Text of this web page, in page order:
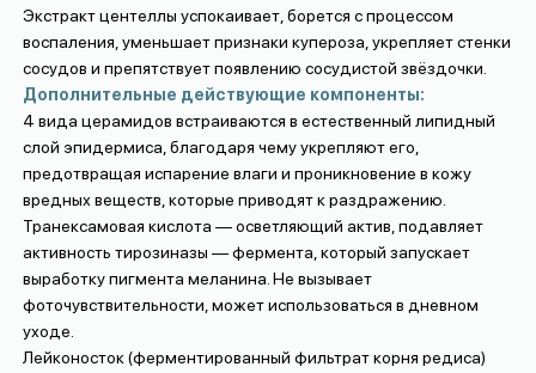
Экстракт центеллы успокаивает, борется с процессом
воспаления, уменьшает признаки купероза, укрепляет стенки
сосудов и препятствует появлению сосудистой звёздочки.
Дополнительные действующие компоненты:
4 вида церамидов встраиваются в естественный липидный
слой эпидермиса, благодаря чему укрепляют его,
предотвращая испарение влаги и проникновение в кожу
вредных веществ, которые приводят к раздражению.
Транексамовая кислота — осветляющий актив, подавляет
активность тирозиназы — фермента, который запускает
выработку пигмента меланина. Не вызывает
фоточувствительности, может использоваться в дневном
уходе.
Лейконосток (ферментированный фильтрат корня редиса)